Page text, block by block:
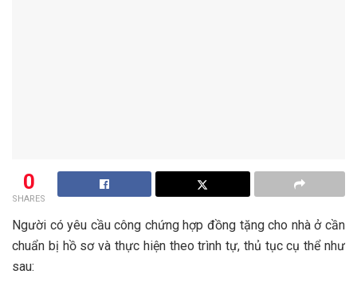
0
SHARES
Người có yêu cầu công chứng hợp đồng tặng cho nhà ở cần
chuẩn bị hồ sơ và thực hiện theo trình tự, thủ tục cụ thể như
sau: